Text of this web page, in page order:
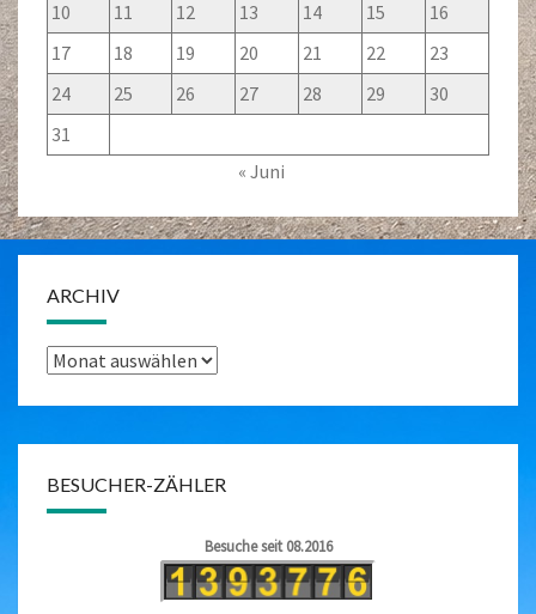
10
11 12 13 14 15
16
17
18 19 20 21 22
23
24
25 26 27 28 29
30
31
« Juni
ARCHIV
Archiv
BESUCHER-ZÄHLER
Besuche seit 08.2016